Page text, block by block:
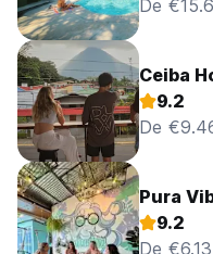
De
Ceiba
9.2
De
Pura
9.2
De €6.13